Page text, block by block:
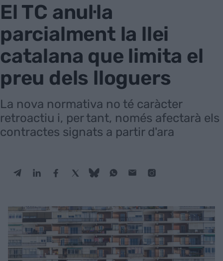
El TC anul·la
parcialment la llei
catalana que limita el
preu dels lloguers
La nova normativa no té caràcter
retroactiu i, per tant, només afectarà els
contractes signats a partir d'ara